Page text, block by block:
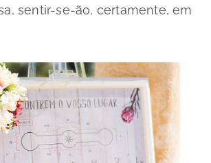
sentir-se-ão, certamente, em